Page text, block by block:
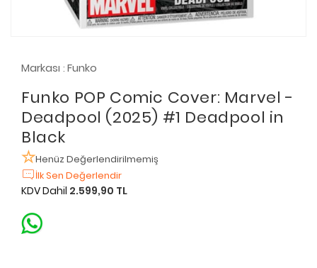
Markası : Funko
Funko POP Comic Cover: Marvel -
Deadpool (2025) #1 Deadpool in
Black
Henüz Değerlendirilmemiş
İlk Sen Değerlendir
KDV Dahil 2.599,90 TL